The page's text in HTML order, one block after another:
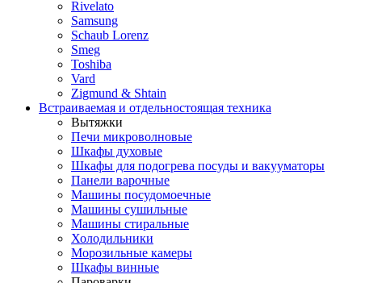
Rivelato
Samsung
Schaub Lorenz
Smeg
Toshiba
Vard
Zigmund & Shtain
Встраиваемая и отдельностоящая техника
Вытяжки
Печи микроволновые
Шкафы духовые
Шкафы для подогрева посуды и вакууматоры
Панели варочные
Машины посудомоечные
Машины сушильные
Машины стиральные
Холодильники
Морозильные камеры
Шкафы винные